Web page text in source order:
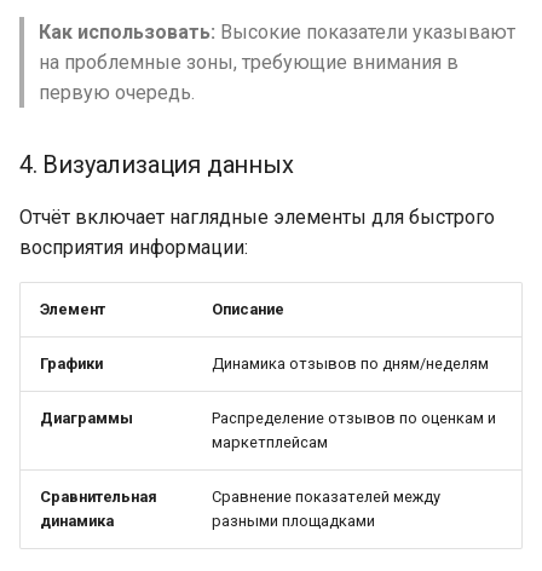
Как использовать: Высокие показатели указывают
на проблемные зоны, требующие внимания в
первую очередь.
4. Визуализация данных
Отчёт включает наглядные элементы для быстрого
восприятия информации:
Элемент Описание
Графики Динамика отзывов по дням/неделям
Диаграммы
Распределение отзывов по оценкам и
маркетплейсам
Сравнительная
динамика
Сравнение показателей между
разными площадками